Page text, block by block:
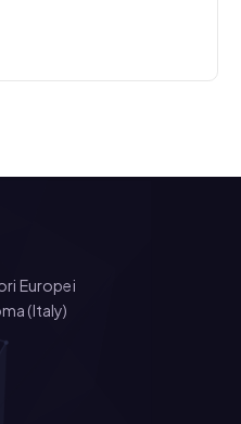
Europei
(Italy)